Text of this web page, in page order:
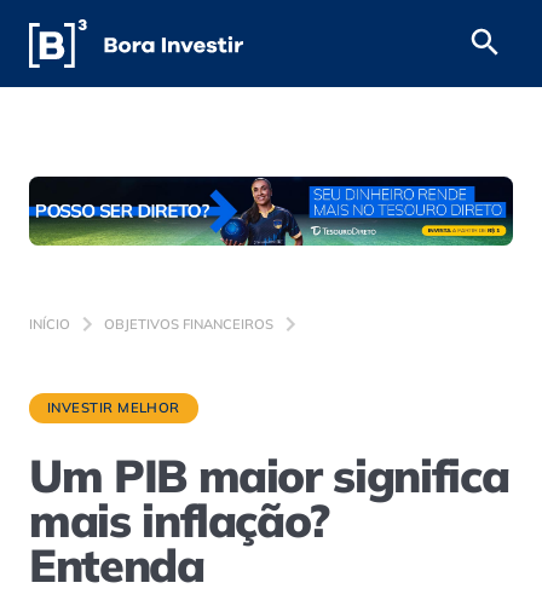
INÍCIO OBJETIVOS FINANCEIROS
INVESTIR MELHOR
Um PIB maior significa
mais inflação?
Entenda